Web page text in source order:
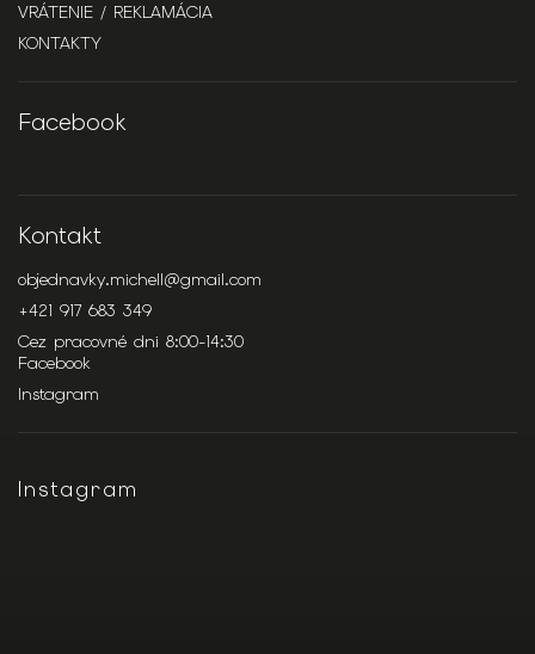
VRÁTENIE / REKLAMÁCIA
KONTAKTY
Facebook
Kontakt
objednavky.michell@gmail.com
+421 917 683 349
Cez pracovné dni 8:00-14:30
Facebook
Instagram
Instagram